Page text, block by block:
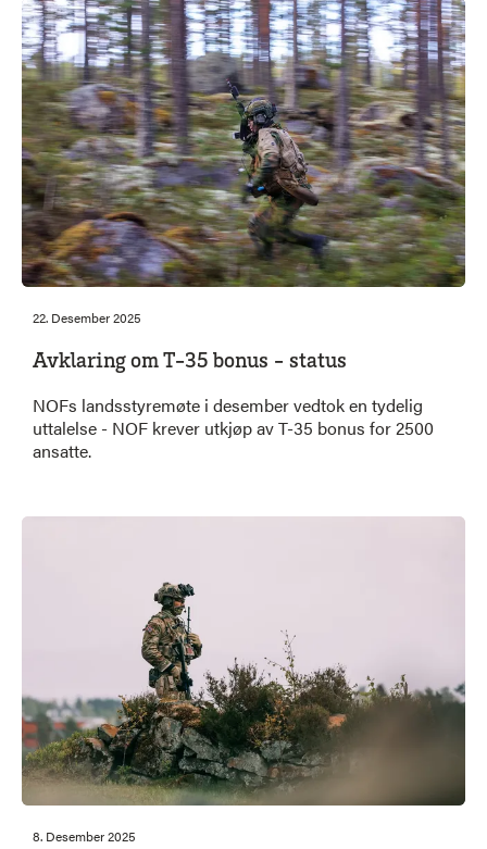
22. Desember 2025
Avklaring om T-35 bonus - status
NOFs landsstyremøte i desember vedtok en tydelig
uttalelse - NOF krever utkjøp av T-35 bonus for 2500
ansatte.
8. Desember 2025